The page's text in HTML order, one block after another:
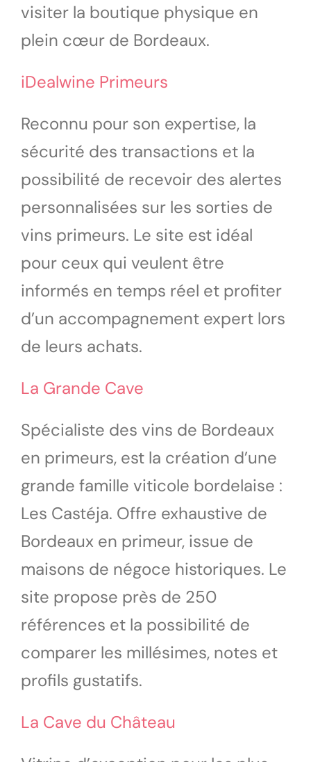
visiter la boutique physique en
plein cœur de Bordeaux.
iDealwine Primeurs
Reconnu pour son expertise, la
sécurité des transactions et la
possibilité de recevoir des alertes
personnalisées sur les sorties de
vins primeurs. Le site est idéal
pour ceux qui veulent être
informés en temps réel et profiter
d’un accompagnement expert lors
de leurs achats.
La Grande Cave
Spécialiste des vins de Bordeaux
en primeurs, est la création d’une
grande famille viticole bordelaise :
Les Castéja. Offre exhaustive de
Bordeaux en primeur, issue de
maisons de négoce historiques. Le
site propose près de 250
références et la possibilité de
comparer les millésimes, notes et
profils gustatifs.
La Cave du Château